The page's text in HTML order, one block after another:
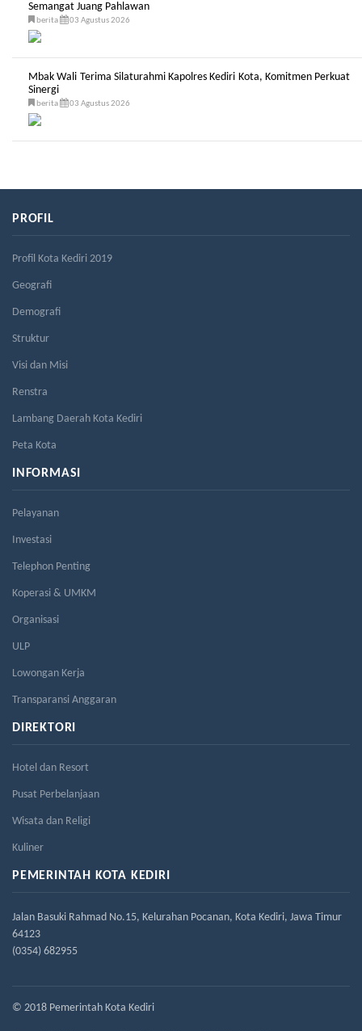
Semangat Juang Pahlawan
berita 03 Agustus 2026
Mbak Wali Terima Silaturahmi Kapolres Kediri Kota, Komitmen Perkuat
Sinergi
berita 03 Agustus 2026
PROFIL
Profil Kota Kediri 2019
Geografi
Demografi
Struktur
Visi dan Misi
Renstra
Lambang Daerah Kota Kediri
Peta Kota
INFORMASI
Pelayanan
Investasi
Telephon Penting
Koperasi & UMKM
Organisasi
ULP
Lowongan Kerja
Transparansi Anggaran
DIREKTORI
Hotel dan Resort
Pusat Perbelanjaan
Wisata dan Religi
Kuliner
PEMERINTAH KOTA KEDIRI
Jalan Basuki Rahmad No.15, Kelurahan Pocanan, Kota Kediri, Jawa Timur
64123
(0354) 682955
© 2018 Pemerintah Kota Kediri